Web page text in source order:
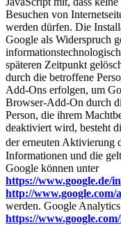
Besuchen von
werden dürfen. Die
Google als Widerspruch
späteren Zeitpunkt
durch die betroffene
Add-Ons erfolgen, um
Browser-Add-On durch
Person, die ihrem
deaktiviert wird, besteht
der erneuten
Informationen und die
Google können unter
https://www.google.de/
http://www.google.com/
werden. Google
https://